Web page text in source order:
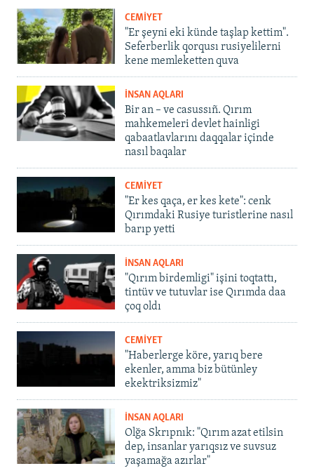
CEMİYET
"Er şeyni eki künde taşlap kettim".
Seferberlik qorqusı rusiyelilerni
kene memleketten quva
İNSAN AQLARI
Bir an – ve casussıñ. Qırım
mahkemeleri devlet hainligi
qabaatlavlarını daqqalar içinde
nasıl baqalar
CEMİYET
"Er kes qaça, er kes kete": cenk
Qırımdaki Rusiye turistlerine nasıl
barıp yetti
İNSAN AQLARI
"Qırım birdemligi" işini toqtattı,
tintüv ve tutuvlar ise Qırımda daa
çoq oldı
CEMİYET
"Haberlerge köre, yarıq bere
ekenler, amma biz bütünley
ekektriksizmiz"
İNSAN AQLARI
Olğa Skrıpnık: "Qırım azat etilsin
dep, insanlar yarıqsız ve suvsuz
yaşamağa azırlar"